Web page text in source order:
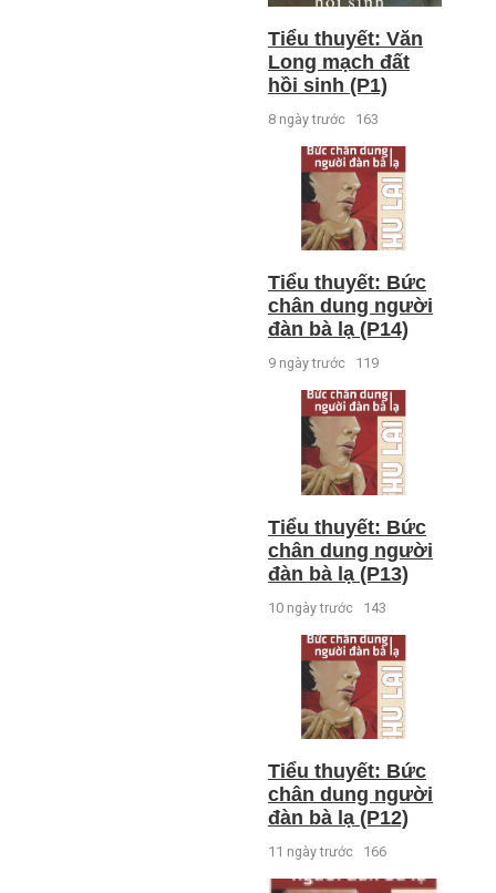
Tiểu thuyết: Văn
Long mạch đất
hồi sinh (P1)
8 ngày trước 163
Tiểu thuyết: Bức
chân dung người
đàn bà lạ (P14)
9 ngày trước 119
Tiểu thuyết: Bức
chân dung người
đàn bà lạ (P13)
10 ngày trước 143
Tiểu thuyết: Bức
chân dung người
đàn bà lạ (P12)
11 ngày trước 166